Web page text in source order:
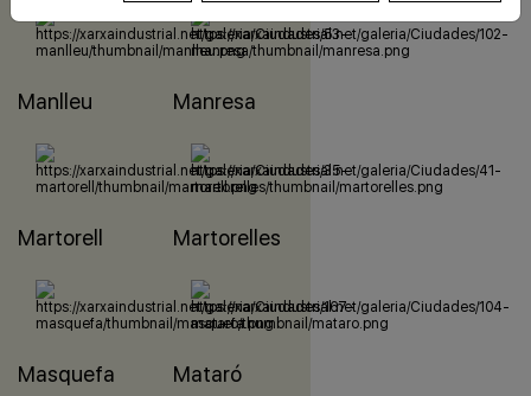
Manlleu Manresa
Martorell Martorelles
Masquefa Mataró